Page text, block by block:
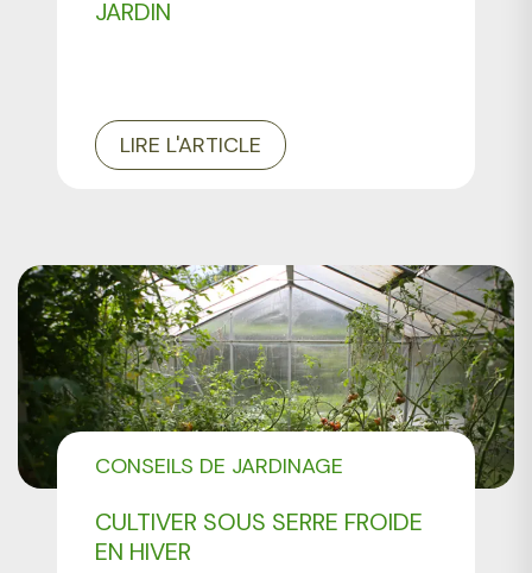
JARDIN
LIRE L'ARTICLE
CULTIVER SOUS SERRE FROIDE
EN HIVER
CONSEILS DE JARDINAGE